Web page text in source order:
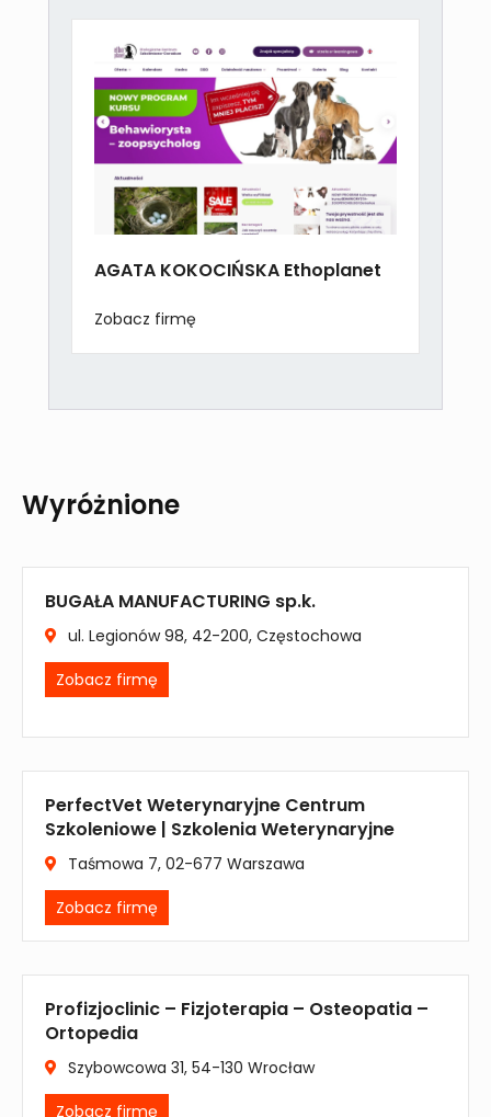
AGATA KOKOCIŃSKA Ethoplanet
Zobacz firmę
Wyróżnione
BUGAŁA MANUFACTURING sp.k.
ul. Legionów 98, 42-200, Częstochowa
Zobacz firmę
PerfectVet Weterynaryjne Centrum
Szkoleniowe | Szkolenia Weterynaryjne
Taśmowa 7, 02-677 Warszawa
Zobacz firmę
Profizjoclinic – Fizjoterapia – Osteopatia –
Ortopedia
Szybowcowa 31, 54-130 Wrocław
Zobacz firmę